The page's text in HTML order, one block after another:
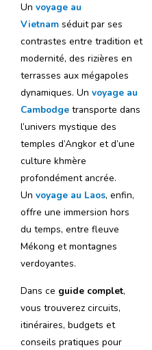
Un voyage au
Vietnam séduit par ses
contrastes entre tradition et
modernité, des rizières en
terrasses aux mégapoles
dynamiques. Un voyage au
Cambodge transporte dans
l’univers mystique des
temples d’Angkor et d’une
culture khmère
profondément ancrée.
Un voyage au Laos, enfin,
offre une immersion hors
du temps, entre fleuve
Mékong et montagnes
verdoyantes.
Dans ce guide complet,
vous trouverez circuits,
itinéraires, budgets et
conseils pratiques pour